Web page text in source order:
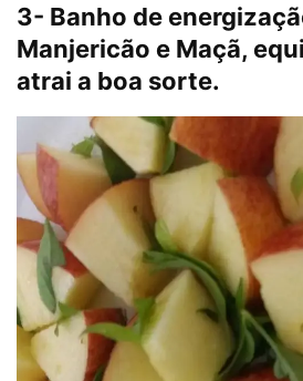
3- Banho de
Manjericão e Maçã,
atrai a boa sorte.